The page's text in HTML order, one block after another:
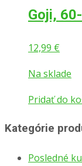
Goji,
12,99 €
Na sklade
Pridať do
Kategórie
Posledné